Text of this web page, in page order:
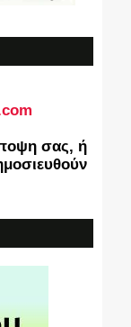
σας, ή